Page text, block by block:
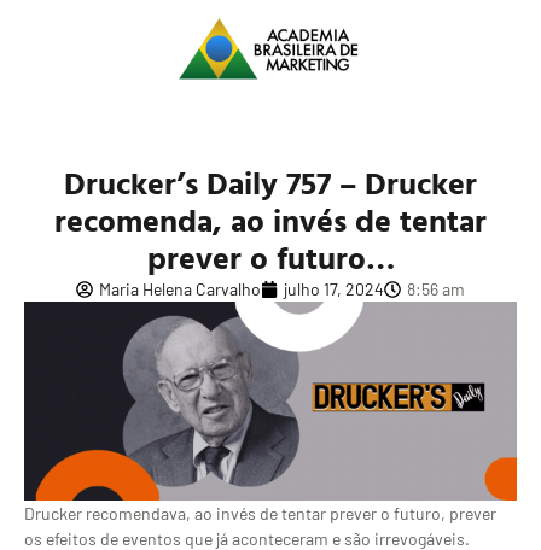
Drucker’s Daily 757 – Drucker
recomenda, ao invés de tentar
prever o futuro…
Maria Helena Carvalho julho 17, 2024 8:56 am
Drucker recomendava, ao invés de tentar prever o futuro, prever
os efeitos de eventos que já aconteceram e são irrevogáveis.